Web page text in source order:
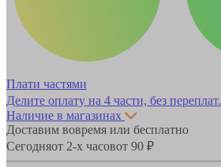
Плати частями
Делите оплату на 4 части, без переплат.
Наличие в магазинах
Доставим вовремя или бесплатно
Сегодняот 2-х часовот 90 ₽